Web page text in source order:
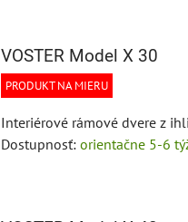
VOSTER Model X 30
PRODUKT NA MIERU
Interiérové rámové dvere z
Dostupnosť: orientačne 5-6